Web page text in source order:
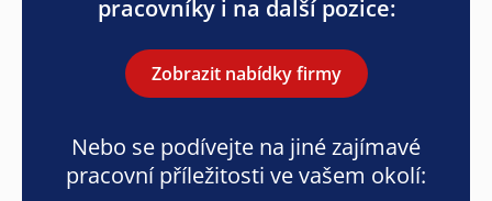
pracovníky i na další pozice:
Zobrazit nabídky firmy
Nebo se podívejte na jiné zajímavé
pracovní příležitosti ve vašem okolí: